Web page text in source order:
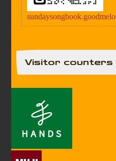
Visitor counters